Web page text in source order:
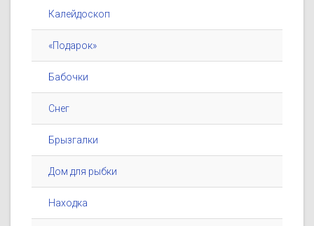
Калейдоскоп
«Подарок»
Бабочки
Снег
Брызгалки
Дом для рыбки
Находка